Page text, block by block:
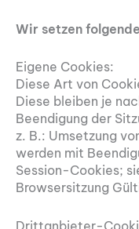
Wir setzen
Eigene Cookies:
Diese Art von
Diese bleiben je
Beendigung der
z. B.: Umsetzung
werden mit
Session-Cookies;
Browsersitzung
Drittanbieter-